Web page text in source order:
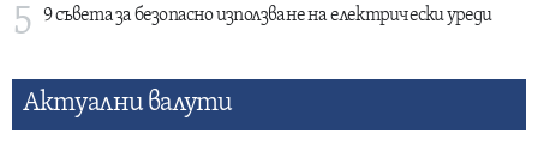
5 9 съвета за безопасно използване на електрически уреди
Актуални валути